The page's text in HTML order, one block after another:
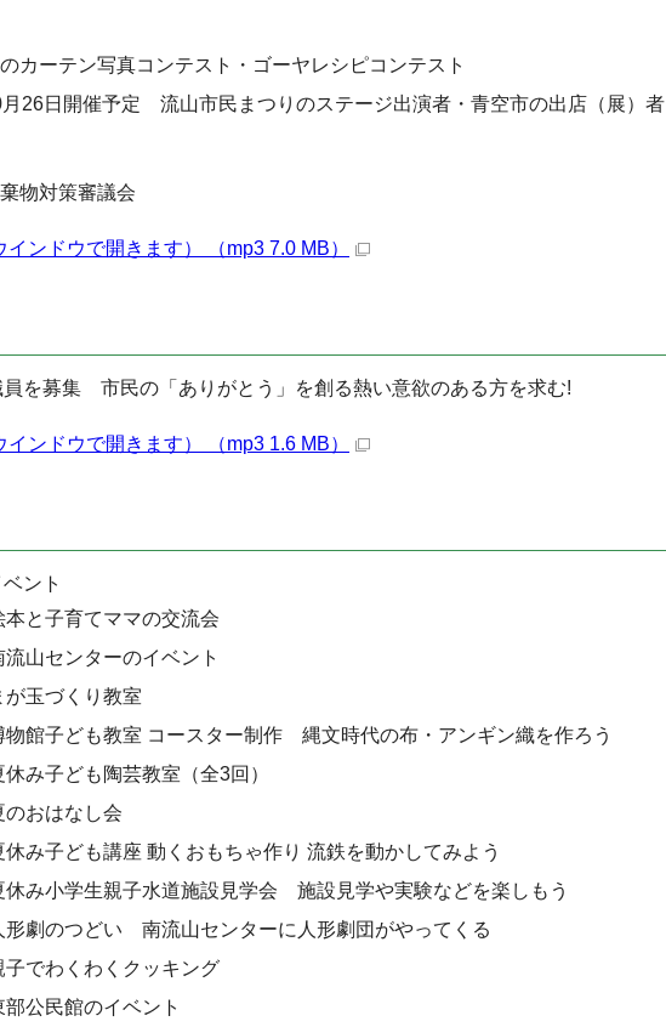
カーテン写真コンテスト・ゴーヤレシピコンテスト
月26日開催予定 流山市民まつりのステージ出演者・青空市の出店（展）者
物対策審議会
インドウで開きます） （mp3 7.0 MB）
員を募集 市民の「ありがとう」を創る熱い意欲のある方を求む!
インドウで開きます） （mp3 1.6 MB）
ント
本と子育てママの交流会
流山センターのイベント
が玉づくり教室
物館子ども教室 コースター制作 縄文時代の布・アンギン織を作ろう
休み子ども陶芸教室（全3回）
のおはなし会
休み子ども講座 動くおもちゃ作り 流鉄を動かしてみよう
休み小学生親子水道施設見学会 施設見学や実験などを楽しもう
形劇のつどい 南流山センターに人形劇団がやってくる
子でわくわくクッキング
部公民館のイベント